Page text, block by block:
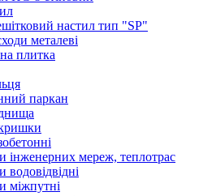
настил тип "SP"
металеві
плитка
паркан
інженерних мереж, теплотрас
водовідвідні
міжпутні